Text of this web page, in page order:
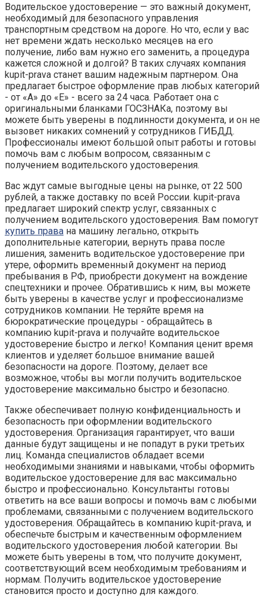
Водительское удостоверение — это важный документ,
необходимый для безопасного управления
транспортным средством на дороге. Но что, если у вас
нет времени ждать несколько месяцев на его
получение, либо вам нужно его заменить, а процедура
кажется сложной и долгой? В таких случаях компания
kupit-prava станет вашим надежным партнером. Она
предлагает быстрое оформление прав любых категорий
- от «A» до «E» - всего за 24 часа. Работает она с
оригинальными бланками ГОСЗНАКа, поэтому вы
можете быть уверены в подлинности документа, и он не
вызовет никаких сомнений у сотрудников ГИБДД.
Профессионалы имеют большой опыт работы и готовы
помочь вам с любым вопросом, связанным с
получением водительского удостоверения.
Вас ждут самые выгодные цены на рынке, от 22 500
рублей, а также доставку по всей России. kupit-prava
предлагает широкий спектр услуг, связанных с
получением водительского удостоверения. Вам помогут
купить права на машину легально, открыть
дополнительные категории, вернуть права после
лишения, заменить водительское удостоверение при
утере, оформить временный документ на период
пребывания в РФ, приобрести документ на вождение
спецтехники и прочее. Обратившись к ним, вы можете
быть уверены в качестве услуг и профессионализме
сотрудников компании. Не теряйте время на
бюрократические процедуры - обращайтесь в
компанию kupit-prava и получайте водительское
удостоверение быстро и легко! Компания ценит время
клиентов и уделяет большое внимание вашей
безопасности на дороге. Поэтому, делает все
возможное, чтобы вы могли получить водительское
удостоверение максимально быстро и безопасно.
Также обеспечивает полную конфиденциальность и
безопасность при оформлении водительского
удостоверения. Организация гарантирует, что ваши
данные будут защищены и не попадут в руки третьих
лиц. Команда специалистов обладает всеми
необходимыми знаниями и навыками, чтобы оформить
водительское удостоверение для вас максимально
быстро и профессионально. Консультанты готовы
ответить на все ваши вопросы и помочь вам с любыми
проблемами, связанными с получением водительского
удостоверения. Обращайтесь в компанию kupit-prava, и
обеспечьте быстрым и качественным оформлением
водительского удостоверения любой категории. Вы
можете быть уверены в том, что получите документ,
соответствующий всем необходимым требованиям и
нормам. Получить водительское удостоверение
становится просто и доступно для каждого.